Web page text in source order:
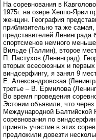
На соревнования в
1975г. на озере Хеппо-Ярви
женщин. География
приблизительно та же
представителей
спортсменов немного
Вильде (Таллин), второе
П. Пастухов (Ленинград).
вторых всесоюзных и
виндсерфингу, я занял 9
Е. Александровская
третье – В. Ермилова
Во время проведения
Эстонии объявили, что
Международной Балтийской
соревнования по
принять участие в этих
предложили довезти